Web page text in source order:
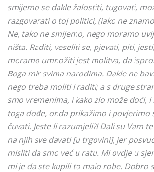
smijemo se dakle žalostiti, tugovati,
razgovarati o toj politici, (iako ne
Ne, tako ne smijemo, nego moramo
ništa. Raditi, veseliti se, pjevati, piti,
moramo umnožiti jest molitva, da
Boga mir svima narodima. Dakle ne
nego treba moliti i raditi; a s druge
smo vremenima, i kako zlo može doći,
toga dođe, onda prikažimo i povjerimo
čuvati. Jeste li razumjeli?! Dali su Vam
na njih sve davati [u trgovini], jer
misliti da smo već u ratu. Mi ovdje u
mi je da ste kupili to malo robe. Dobro